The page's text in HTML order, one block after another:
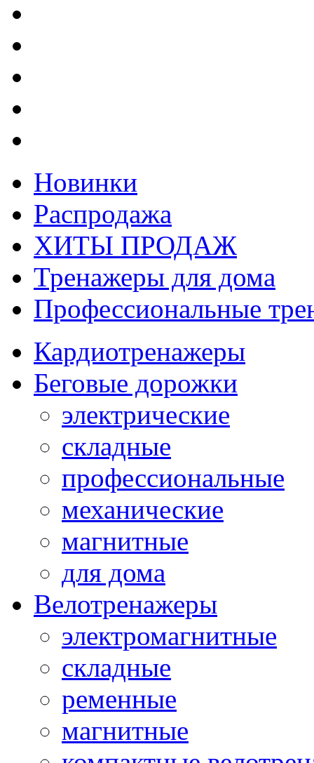
Новинки
Распродажа
ХИТЫ ПРОДАЖ
Тренажеры для дома
Профессиональные
Кардиотренажеры
Беговые дорожки
электрические
складные
профессиональные
механические
магнитные
для дома
Велотренажеры
электромагнитные
складные
ременные
магнитные